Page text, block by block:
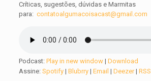
Críticas, sugestões, dúvidas e Marmitas
para:contatoalgumacoisacast@gmail.com
Podcast:Play in new window |Download
Assine:Spotify |Blubrry |Email |Deezer|RSS